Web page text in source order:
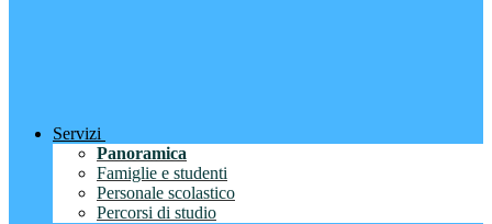
Servizi
Panoramica
Famiglie e studenti
Personale scolastico
Percorsi di studio